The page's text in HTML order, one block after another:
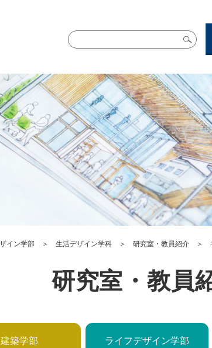
イン学部 ＞ 生活デザイン学科 ＞ 研究室・教員紹介 ＞
研究室・教員
建築学部 ライフデザイン学部